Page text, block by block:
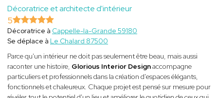
Décoratrice et architecte d'intérieur
5
Décoratrice à Cappelle-la-Grande 59180
Se déplace à Le Chalard 87500
Parce qu'un intérieur ne doit pas seulement être beau, mais aussi
raconter une histoire, Glorious Interior Designaccompagne
particuliers et professionnels dans la création d'espaces élégants,
fonctionnels et chaleureux. Chaque projet est pensé sur mesure pour